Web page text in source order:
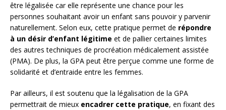
être légalisée car elle représente une chance pour les
personnes souhaitant avoir un enfant sans pouvoir y parvenir
naturellement. Selon eux, cette pratique permet de répondre
à un désir d’enfant légitime et de pallier certaines limites
des autres techniques de procréation médicalement assistée
(PMA). De plus, la GPA peut être perçue comme une forme de
solidarité et d’entraide entre les femmes.
Par ailleurs, il est soutenu que la légalisation de la GPA
permettrait de mieux encadrer cette pratique, en fixant des